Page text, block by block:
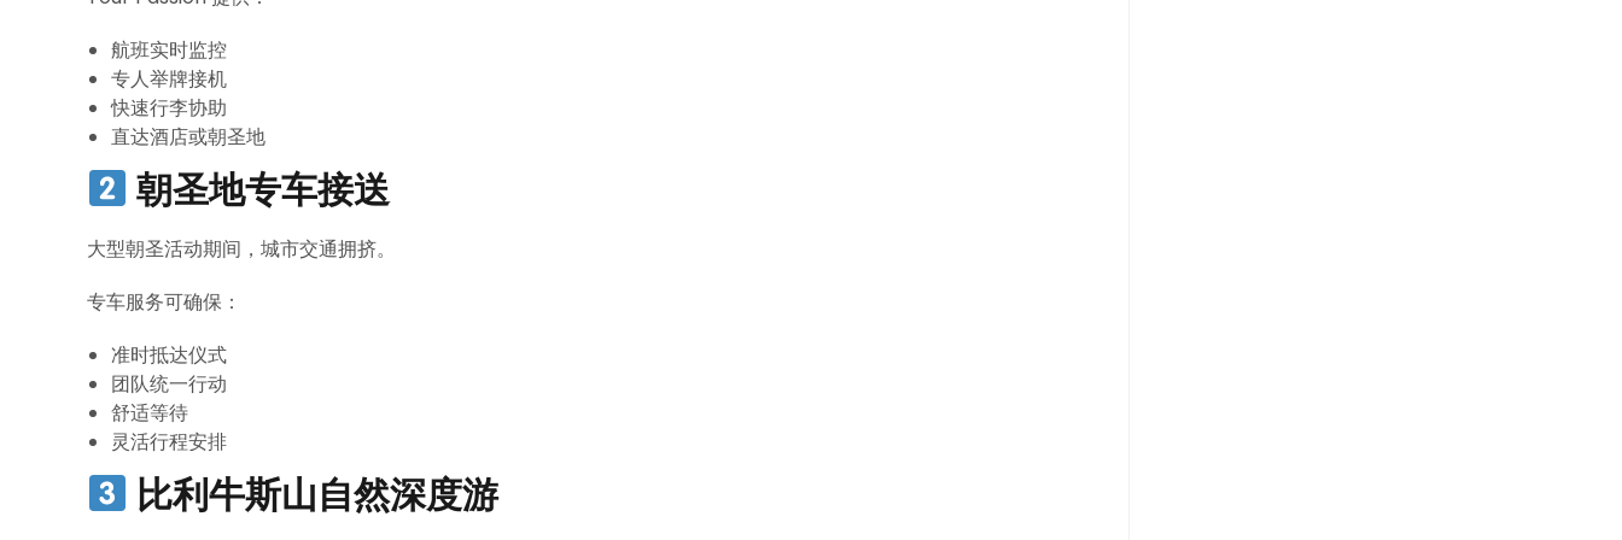
航班实时监控
专人举牌接机
快速行李协助
直达酒店或朝圣地
朝圣地专车接送
大型朝圣活动期间，城市交通拥挤。
专车服务可确保：
准时抵达仪式
团队统一行动
舒适等待
灵活行程安排
比利牛斯山自然深度游